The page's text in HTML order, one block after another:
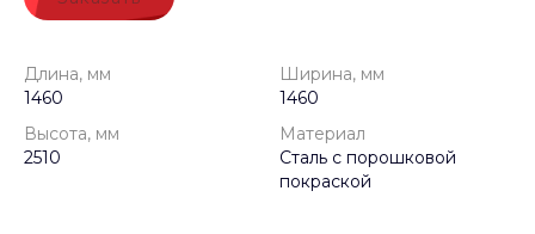
Длина, мм
1460
Ширина, мм
1460
Высота, мм
2510
Материал
Сталь с порошковой
покраской